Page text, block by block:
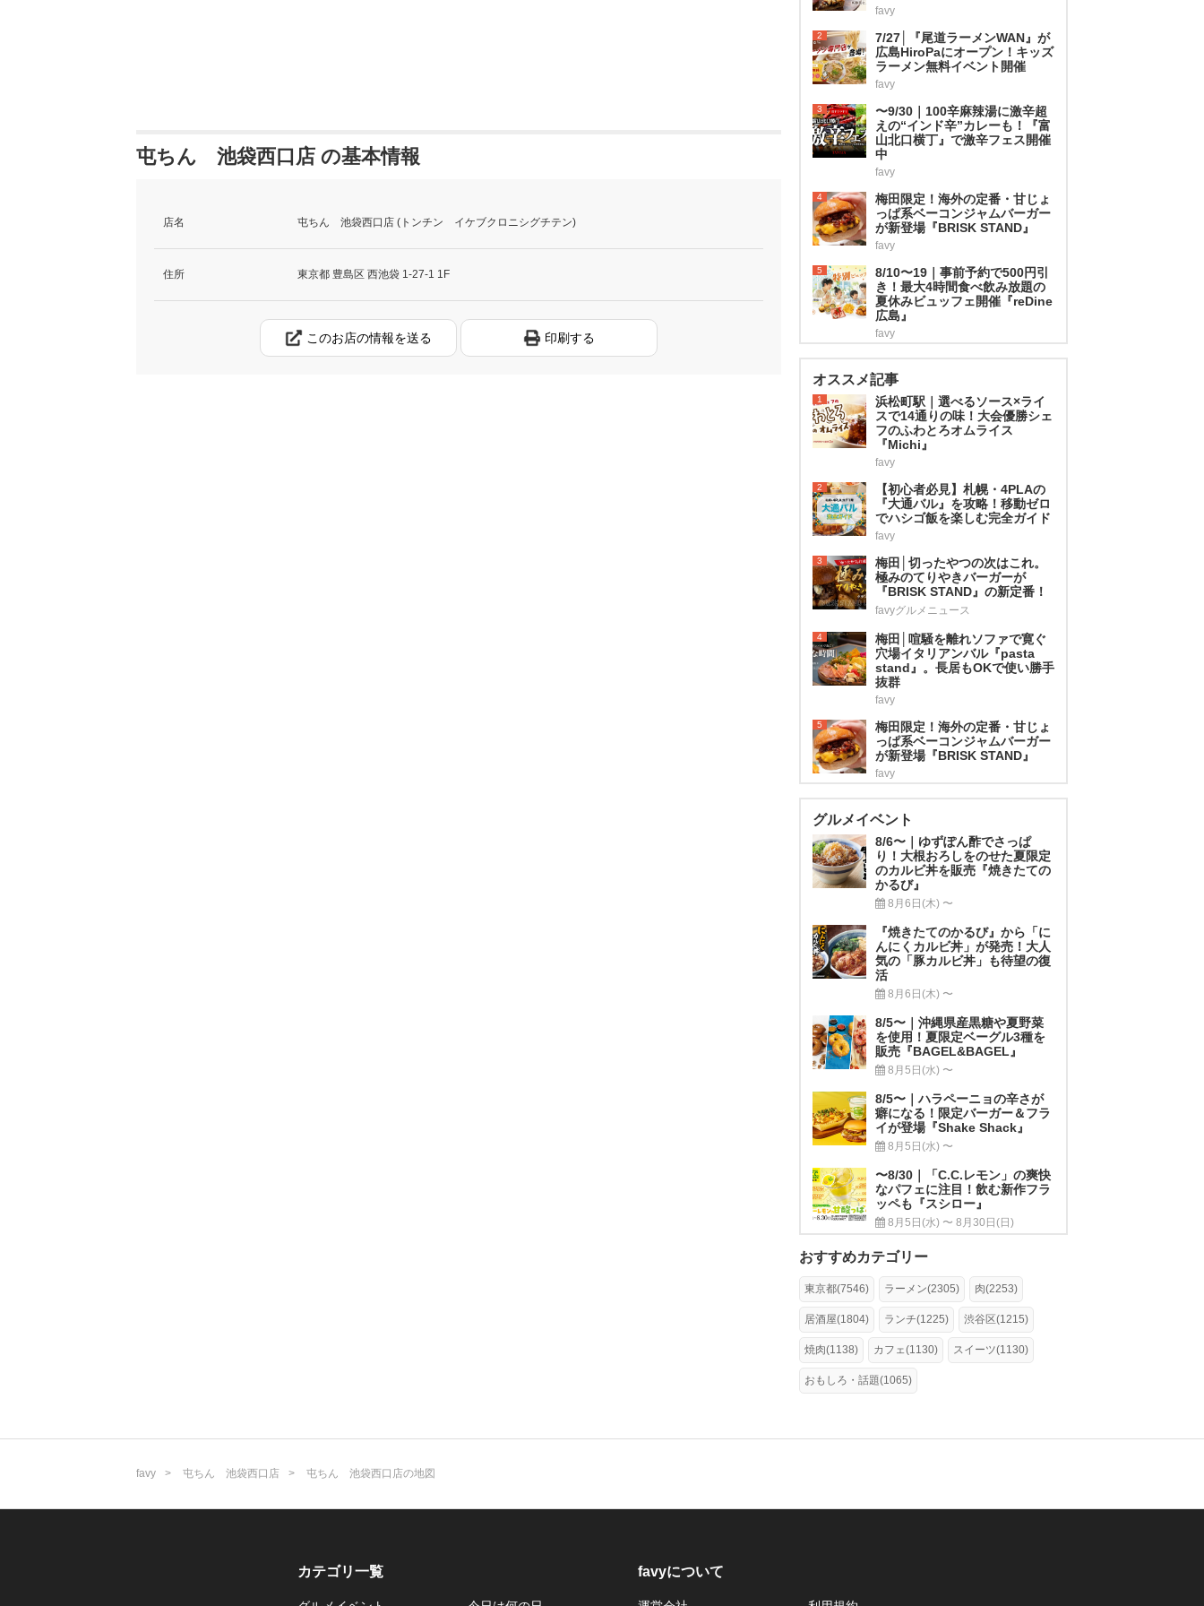
屯ちん 池袋西口店 の基本情報
店名 屯ちん 池袋西口店 (トンチン イケブクロニシグチテン)
住所 東京都 豊島区 西池袋 1-27-1 1F
このお店の情報を送る 印刷する
favy
2
7/27│『尾道ラーメンWAN』が
広島HiroPaにオープン！キッズ
ラーメン無料イベント開催
favy
3
〜9/30｜100辛麻辣湯に激辛超
えの“インド辛”カレーも！『富
山北口横丁』で激辛フェス開催
中
favy
4
梅田限定！海外の定番・甘じょ
っぱ系ベーコンジャムバーガー
が新登場『BRISK STAND』
favy
5
8/10〜19｜事前予約で500円引
き！最大4時間食べ飲み放題の
夏休みビュッフェ開催『reDine
広島』
favy
オススメ記事
1
浜松町駅｜選べるソース×ライ
スで14通りの味！大会優勝シェ
フのふわとろオムライス
『Michi』
favy
2
【初心者必見】札幌・4PLAの
『大通バル』を攻略！移動ゼロ
でハシゴ飯を楽しむ完全ガイド
favy
3
梅田│切ったやつの次はこれ。
極みのてりやきバーガーが
『BRISK STAND』の新定番！
favyグルメニュース
4
梅田│喧騒を離れソファで寛ぐ
穴場イタリアンバル『pasta
stand』。長居もOKで使い勝手
抜群
favy
5
梅田限定！海外の定番・甘じょ
っぱ系ベーコンジャムバーガー
が新登場『BRISK STAND』
favy
グルメイベント
8/6〜｜ゆずぽん酢でさっぱ
り！大根おろしをのせた夏限定
のカルビ丼を販売『焼きたての
かるび』
8月6日(木) 〜
『焼きたてのかるび』から「に
んにくカルビ丼」が発売！大人
気の「豚カルビ丼」も待望の復
活
8月6日(木) 〜
8/5〜｜沖縄県産黒糖や夏野菜
を使用！夏限定ベーグル3種を
販売『BAGEL&BAGEL』
8月5日(水) 〜
8/5〜｜ハラペーニョの辛さが
癖になる！限定バーガー＆フラ
イが登場『Shake Shack』
8月5日(水) 〜
〜8/30｜「C.C.レモン」の爽快
なパフェに注目！飲む新作フラ
ッペも『スシロー』
8月5日(水) 〜 8月30日(日)
おすすめカテゴリー
東京都(7546) ラーメン(2305) 肉(2253)
居酒屋(1804) ランチ(1225) 渋谷区(1215)
焼肉(1138) カフェ(1130) スイーツ(1130)
おもしろ・話題(1065)
favy 屯ちん 池袋西口店 屯ちん 池袋西口店の地図
カテゴリ一覧 favyについて